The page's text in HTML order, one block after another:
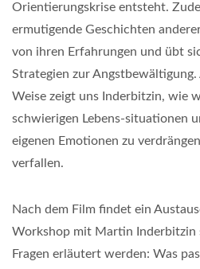
Orientierungskrise entsteht.
ermutigende Geschichten
von ihren Erfahrungen und übt
Strategien zur
Weise zeigt uns Inderbitzin, wie
schwierigen Lebens-situationen
eigenen Emotionen zu
verfallen.
Nach dem Film findet ein
Workshop mit Martin Inderbitzin
Fragen erläutert werden: Was